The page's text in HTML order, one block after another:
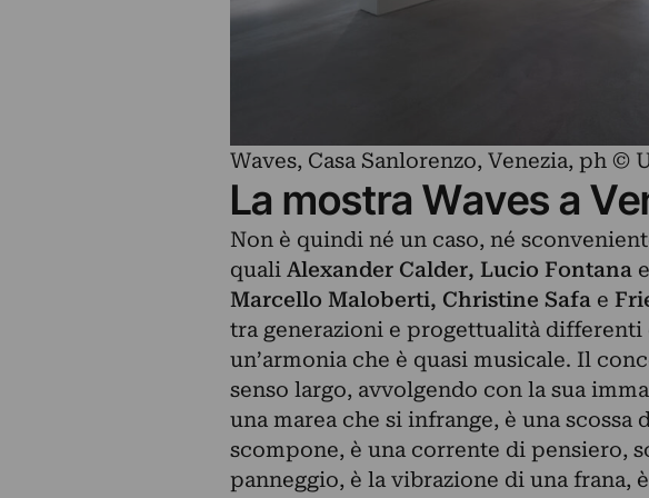
Waves, Casa Sanlorenzo, Venezia, ph ©
La mostra Waves a
Non è quindi né un caso, né
quali Alexander Calder, Lucio Fontanae
Marcello Maloberti, Christine Safa e
tra generazioni e progettualità
un’armonia che è quasi musicale. Il
senso largo, avvolgendo con la sua
una marea che si infrange, è una scossa
scompone, è una corrente di pensiero,
panneggio, è la vibrazione di una frana,